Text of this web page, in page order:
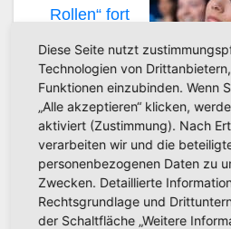
Rollen“ fort
der Kinoreihe „Starke
Rollen“ – Am 10.
„Samia“ im Apollo Kino
Diese Seite nutzt
Technologien von
Funktionen einzubinden. Wenn
„Alle akzeptieren“ klicken,
aktiviert (Zustimmung). Nach
verarbeiten wir und die
personenbezogenen Daten zu
Zwecken. Detaillierte
Rechtsgrundlage und
der Schaltfläche „Weitere